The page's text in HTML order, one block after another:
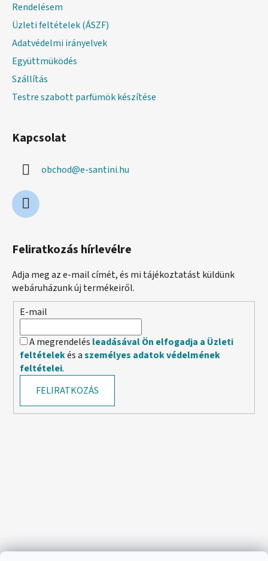
Rendelésem
Üzleti feltételek (ÁSZF)
Adatvédelmi irányelvek
Együttmüködés
Szállítás
Testre szabott parfümök készítése
Kapcsolat
obchod@e-santini.hu
Feliratkozás hírlevélre
Adja meg az e-mail címét, és mi tájékoztatást küldünk
webáruházunk új termékeiről.
E-mail
A megrendelés leadásával Ön elfogadja a Üzleti
feltételekés aszemélyes adatok védelmének
feltételei.
FELIRATKOZÁS